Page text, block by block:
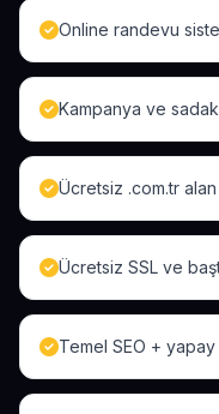
Online randevu
Kampanya ve
Ücretsiz .com.tr alan
Ücretsiz SSL ve
Temel SEO + yapay